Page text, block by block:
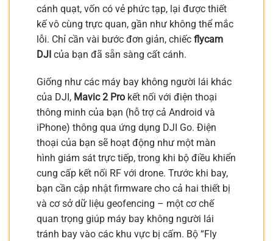
cánh quạt, vốn có vẻ phức tạp, lại được thiết
kế vô cùng trực quan, gần như không thể mắc
lỗi. Chỉ cần vài bước đơn giản, chiếc flycam
DJI của bạn đã sẵn sàng cất cánh.
Giống như các máy bay không người lái khác
của DJI, Mavic 2 Pro kết nối với điện thoại
thông minh của bạn (hỗ trợ cả Android và
iPhone) thông qua ứng dụng DJI Go. Điện
thoại của bạn sẽ hoạt động như một màn
hình giám sát trực tiếp, trong khi bộ điều khiển
cung cấp kết nối RF với drone. Trước khi bay,
bạn cần cập nhật firmware cho cả hai thiết bị
và cơ sở dữ liệu geofencing – một cơ chế
quan trọng giúp máy bay không người lái
tránh bay vào các khu vực bị cấm. Bộ “Fly